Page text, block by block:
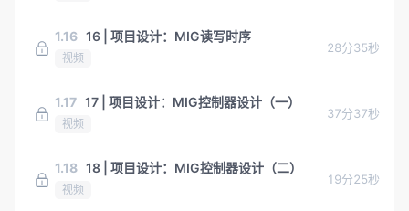
1.16 16 | 项目设计：MIG读写时序
视频
28分35秒
1.17 17 | 项目设计：MIG控制器设计（一）
视频
37分37秒
1.18 18 | 项目设计：MIG控制器设计（二）
视频
19分25秒